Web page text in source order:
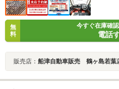
無
料
今すぐ在庫確
電話
販売店： 船津自動車販売 鶴ヶ島若葉店 Ｊ